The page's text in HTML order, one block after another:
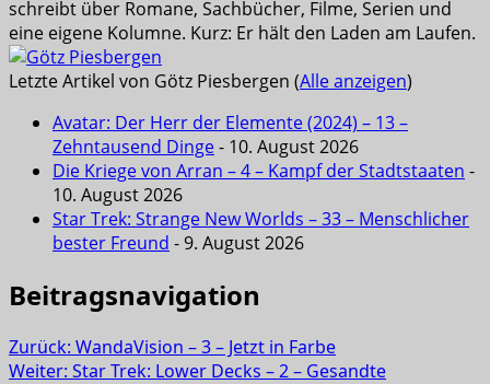
schreibt über Romane, Sachbücher, Filme, Serien und
eine eigene Kolumne. Kurz: Er hält den Laden am Laufen.
Letzte Artikel von Götz Piesbergen (Alle anzeigen)
Avatar: Der Herr der Elemente (2024) – 13 –
Zehntausend Dinge- 10. August 2026
Die Kriege von Arran – 4 – Kampf der Stadtstaaten -
10. August 2026
Star Trek: Strange New Worlds – 33 – Menschlicher
bester Freund - 9. August 2026
Beitragsnavigation
Zurück: WandaVision – 3 – Jetzt in Farbe
Weiter: Star Trek: Lower Decks – 2 – Gesandte